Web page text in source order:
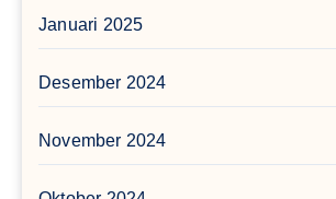
Januari 2025
Desember 2024
November 2024